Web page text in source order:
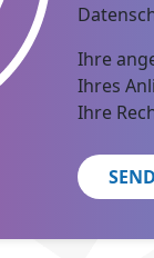
Ihre
Ihres
Ihre